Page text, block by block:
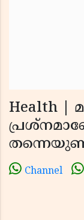
Health |
Channel